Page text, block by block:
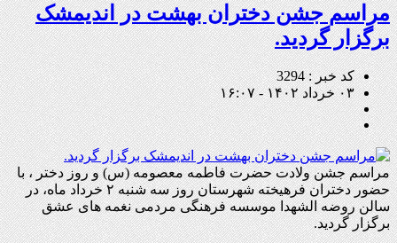
مراسم جشن دختران بهشت در اندیمشک
برگزار گردید.
کد خبر : 3294
۰۳ خرداد ۱۴۰۲ - ۱۶:۰۷
مراسم جشن ولادت حضرت فاطمه معصومه (س) و روز دختر ، با
حضور دختران فرهیخته شهرستان روز سه شنبه ۲ خرداد ماه، در
سالن روضه الشهدا موسسه فرهنگی مردمی نغمه های عشق
برگزار گردید.